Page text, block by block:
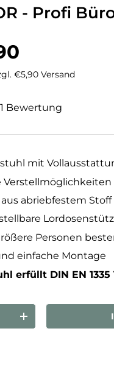
- Profi
Preis
€5,90 Versand
1 Bewertung
mit
Verstellmöglichkeiten
abriebfestem Stoff
Personen
einfache Montage
erfüllt DIN EN 1335
Menge erhöhen